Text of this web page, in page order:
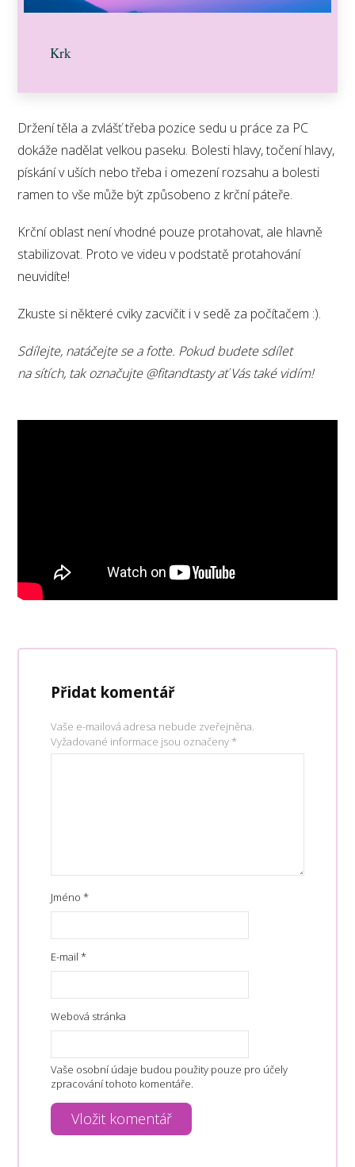
Krk
Držení těla a zvlášť třeba pozice sedu u práce za PC
dokáže nadělat velkou paseku. Bolesti hlavy, točení hlavy,
pískání v uších nebo třeba i omezení rozsahu a bolesti
ramen to vše může být způsobeno z krční páteře.
Krční oblast není vhodné pouze protahovat, ale hlavně
stabilizovat. Proto ve videu v podstatě protahování
neuvidíte!
Zkuste si některé cviky zacvičit i v sedě za počítačem :).
Sdílejte, natáčejte se a foťte. Pokud budete sdílet
na sítích, tak označujte @fitandtasty ať Vás také vidím!
Přidat komentář
Vaše e-mailová adresa nebude zveřejněna.
Vyžadované informace jsou označeny*
Jméno*
E-mail*
Webová stránka
Vaše osobní údaje budou použity pouze pro účely
zpracování tohoto komentáře.